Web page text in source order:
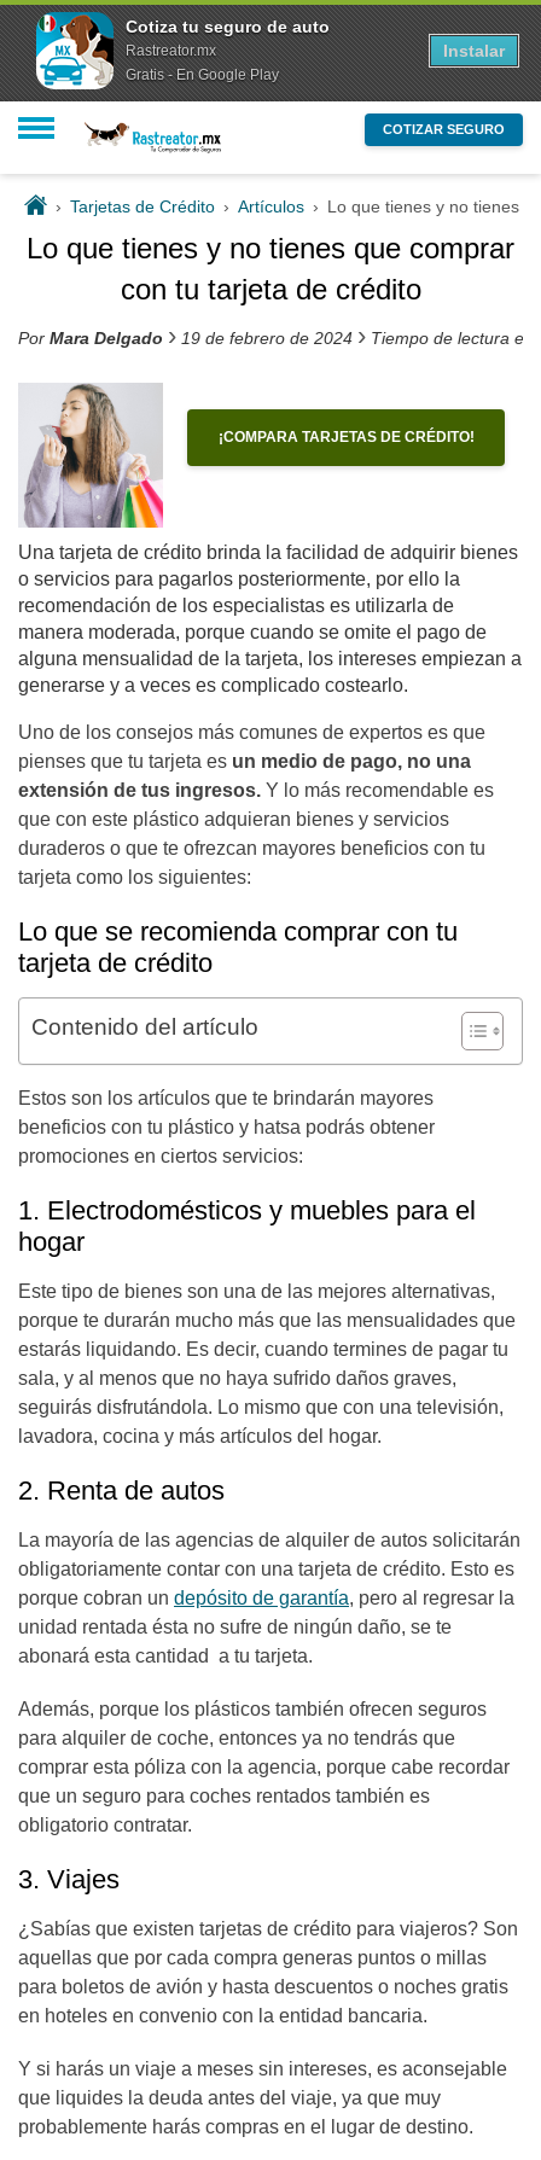
COTIZAR SEGURO
› Tarjetas de Crédito › Artículos › Lo que tienes y no tienes
Lo que tienes y no tienes que comprar
con tu tarjeta de crédito
Por Mara Delgado › 19 de febrero de 2024 › Tiempo de lectura
¡COMPARA TARJETAS DE CRÉDITO!
Una tarjeta de crédito brinda la facilidad de adquirir bienes
o servicios para pagarlos posteriormente, por ello la
recomendación de los especialistas es utilizarla de
manera moderada, porque cuando se omite el pago de
alguna mensualidad de la tarjeta, los intereses empiezan a
generarse y a veces es complicado costearlo.
Uno de los consejos más comunes de expertos es que
pienses que tu tarjeta es un medio de pago, no una
extensión de tus ingresos. Y lo más recomendable es
que con este plástico adquieran bienes y servicios
duraderos o que te ofrezcan mayores beneficios con tu
tarjeta como los siguientes:
Lo que se recomienda comprar con tu
tarjeta de crédito
Contenido del artículo
Estos son los artículos que te brindarán mayores
beneficios con tu plástico y hatsa podrás obtener
promociones en ciertos servicios:
1. Electrodomésticos y muebles para el
hogar
Este tipo de bienes son una de las mejores alternativas,
porque te durarán mucho más que las mensualidades que
estarás liquidando. Es decir, cuando termines de pagar tu
sala, y al menos que no haya sufrido daños graves,
seguirás disfrutándola. Lo mismo que con una televisión,
lavadora, cocina y más artículos del hogar.
2. Renta de autos
La mayoría de las agencias de alquiler de autos solicitarán
obligatoriamente contar con una tarjeta de crédito. Esto es
porque cobran un depósito de garantía, pero al regresar la
unidad rentada ésta no sufre de ningún daño, se te
abonará esta cantidad a tu tarjeta.
Además, porque los plásticos también ofrecen seguros
para alquiler de coche, entonces ya no tendrás que
comprar esta póliza con la agencia, porque cabe recordar
que un seguro para coches rentados también es
obligatorio contratar.
3. Viajes
¿Sabías que existen tarjetas de crédito para viajeros? Son
aquellas que por cada compra generas puntos o millas
para boletos de avión y hasta descuentos o noches gratis
en hoteles en convenio con la entidad bancaria.
Y si harás un viaje a meses sin intereses, es aconsejable
que liquides la deuda antes del viaje, ya que muy
probablemente harás compras en el lugar de destino.
Cotiza tu seguro de auto
Rastreator.mx
Gratis - En Google Play
Instalar